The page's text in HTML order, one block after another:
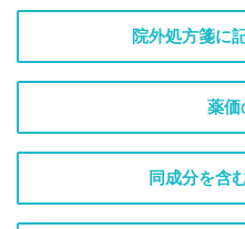
院外処方箋に
薬価
同成分を含